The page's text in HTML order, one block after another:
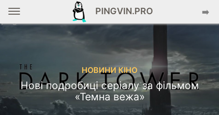
PINGVIN.PRO ➡️
НОВИНИ КІНО
Нові подробиці серіалу за фільмом
«Темна вежа»